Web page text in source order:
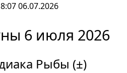
06.07.2026
6 июля 2026
Рыбы (±)